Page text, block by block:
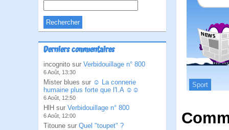
Derniers commentaires
incognito sur Verbidouillage n° 800
6 Août, 13:30
Mister blues sur ☺ La connerie
humaine plus forte que l'I.A ☺☺
6 Août, 12:50
HlH sur Verbidouillage n° 800
6 Août, 12:00
Titoune sur Quel "toupet" ?
Sport